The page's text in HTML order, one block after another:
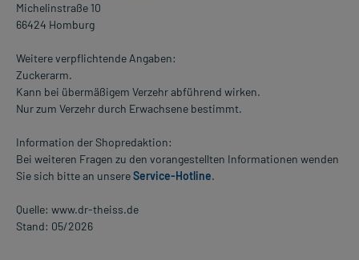
Michelinstraße 10
66424 Homburg
Weitere verpflichtende Angaben:
Zuckerarm.
Kann bei übermäßigem Verzehr abführend wirken.
Nur zum Verzehr durch Erwachsene bestimmt.
Information der Shopredaktion:
Bei weiteren Fragen zu den vorangestellten Informationen wenden
Sie sich bitte an unsereService-Hotline.
Quelle: www.dr-theiss.de
Stand: 05/2026